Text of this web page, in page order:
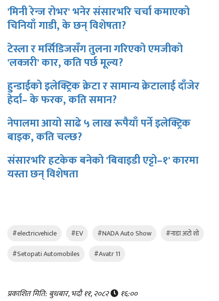
'मिनी रेन्ज रोभर' भनेर संसारभरि चर्चा कमाएको
चिनियाँ गाडी, के छन् विशेषता?
टेस्ला र मर्सिडिजसँग तुलना गरिएको एमजीको
'लक्जरी' कार, कति पर्छ मूल्य?
हुन्डाईको इलेक्ट्रिक क्रेटा र सामान्य क्रेटालाई दाँजेर
हेर्दा– के फरक, कति समान?
नेपालमा आयो साढे ५ लाख रूपैयाँ पर्ने इलेक्ट्रिक
बाइक, कति चल्छ?
संसारभरि हटकेक बनेको 'बिवाइडी एट्टो–१' कारमा
यस्ता छन् विशेषता
#electricvehicle #EV #NADA Auto Show
#नाडा अटो शो
#Setopati Automobiles
#Avatr 11
प्रकाशित मिति: बुधबार, भदौ ११, २०८२ १६:००